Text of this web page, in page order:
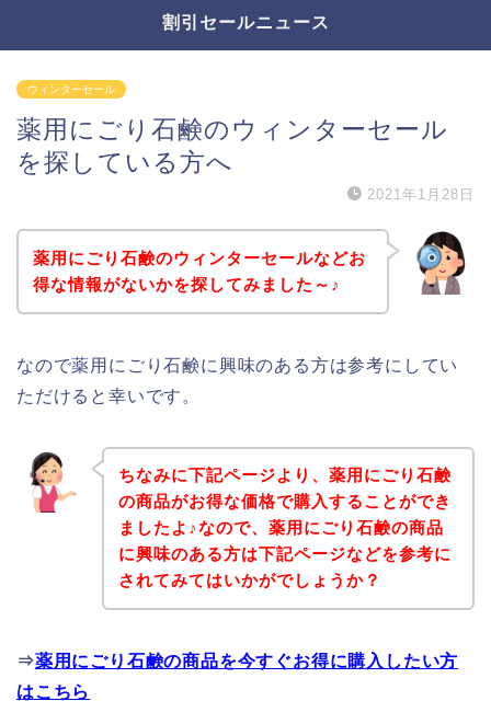
割引セールニュース
ウィンターセール
薬用にごり石鹸のウィンターセール
を探している方へ
2021年1月28日
薬用にごり石鹸のウィンターセールなどお
得な情報がないかを探してみました～♪
なので薬用にごり石鹸に興味のある方は参考にしてい
ただけると幸いです。
ちなみに下記ページより、薬用にごり石鹸
の商品がお得な価格で購入することができ
ましたよ♪なので、薬用にごり石鹸の商品
に興味のある方は下記ページなどを参考に
されてみてはいかがでしょうか？
⇒薬用にごり石鹸の商品を今すぐお得に購入したい方
はこちら